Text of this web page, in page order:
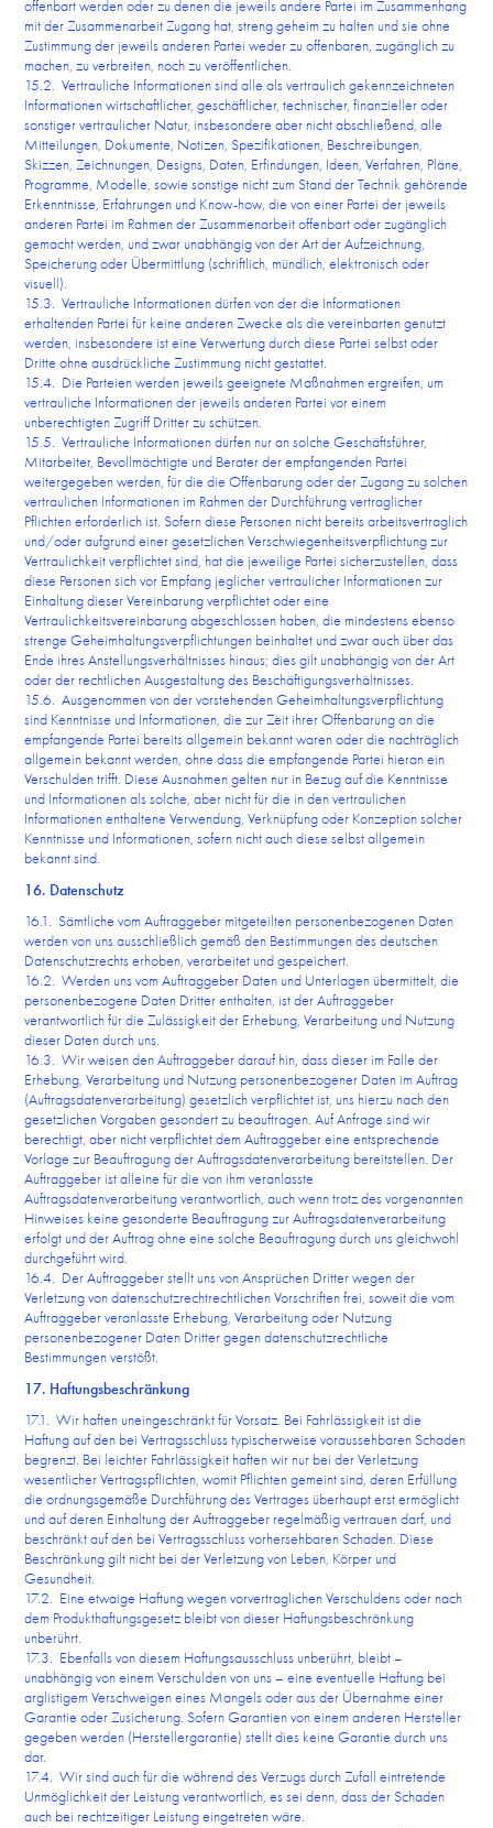
offenbart werden oder zu denen die jeweils andere Partei im Zusammenhang
mit der Zusammenarbeit Zugang hat, streng geheim zu halten und sie ohne
Zustimmung der jeweils anderen Partei weder zu offenbaren, zugänglich zu
machen, zu verbreiten, noch zu veröffentlichen.
15.2. Vertrauliche Informationen sind alle als vertraulich gekennzeichneten
Informationen wirtschaftlicher, geschäftlicher, technischer, finanzieller oder
sonstiger vertraulicher Natur, insbesondere aber nicht abschließend, alle
Mitteilungen, Dokumente, Notizen, Spezifikationen, Beschreibungen,
Skizzen, Zeichnungen, Designs, Daten, Erfindungen, Ideen, Verfahren, Pläne,
Programme, Modelle, sowie sonstige nicht zum Stand der Technik gehörende
Erkenntnisse, Erfahrungen und Know-how, die von einer Partei der jeweils
anderen Partei im Rahmen der Zusammenarbeit offenbart oder zugänglich
gemacht werden, und zwar unabhängig von der Art der Aufzeichnung,
Speicherung oder Übermittlung (schriftlich, mündlich, elektronisch oder
visuell).
15.3. Vertrauliche Informationen dürfen von der die Informationen
erhaltenden Partei für keine anderen Zwecke als die vereinbarten genutzt
werden, insbesondere ist eine Verwertung durch diese Partei selbst oder
Dritte ohne ausdrückliche Zustimmung nicht gestattet.
15.4. Die Parteien werden jeweils geeignete Maßnahmen ergreifen, um
vertrauliche Informationen der jeweils anderen Partei vor einem
unberechtigten Zugriff Dritter zu schützen.
15.5. Vertrauliche Informationen dürfen nur an solche Geschäftsführer,
Mitarbeiter, Bevollmächtigte und Berater der empfangenden Partei
weitergegeben werden, für die die Offenbarung oder der Zugang zu solchen
vertraulichen Informationen im Rahmen der Durchführung vertraglicher
Pflichten erforderlich ist. Sofern diese Personen nicht bereits arbeitsvertraglich
und/oder aufgrund einer gesetzlichen Verschwiegenheitsverpflichtung zur
Vertraulichkeit verpflichtet sind, hat die jeweilige Partei sicherzustellen, dass
diese Personen sich vor Empfang jeglicher vertraulicher Informationen zur
Einhaltung dieser Vereinbarung verpflichtet oder eine
Vertraulichkeitsvereinbarung abgeschlossen haben, die mindestens ebenso
strenge Geheimhaltungsverpflichtungen beinhaltet und zwar auch über das
Ende ihres Anstellungsverhältnisses hinaus; dies gilt unabhängig von der Art
oder der rechtlichen Ausgestaltung des Beschäftigungsverhältnisses.
15.6. Ausgenommen von der vorstehenden Geheimhaltungsverpflichtung
sind Kenntnisse und Informationen, die zur Zeit ihrer Offenbarung an die
empfangende Partei bereits allgemein bekannt waren oder die nachträglich
allgemein bekannt werden, ohne dass die empfangende Partei hieran ein
Verschulden trifft. Diese Ausnahmen gelten nur in Bezug auf die Kenntnisse
und Informationen als solche, aber nicht für die in den vertraulichen
Informationen enthaltene Verwendung, Verknüpfung oder Konzeption solcher
Kenntnisse und Informationen, sofern nicht auch diese selbst allgemein
bekannt sind.
16. Datenschutz
16.1. Sämtliche vom Auftraggeber mitgeteilten personenbezogenen Daten
werden von uns ausschließlich gemäß den Bestimmungen des deutschen
Datenschutzrechts erhoben, verarbeitet und gespeichert.
16.2. Werden uns vom Auftraggeber Daten und Unterlagen übermittelt, die
personenbezogene Daten Dritter enthalten, ist der Auftraggeber
verantwortlich für die Zulässigkeit der Erhebung, Verarbeitung und Nutzung
dieser Daten durch uns.
16.3. Wir weisen den Auftraggeber darauf hin, dass dieser im Falle der
Erhebung, Verarbeitung und Nutzung personenbezogener Daten im Auftrag
(Auftragsdatenverarbeitung) gesetzlich verpflichtet ist, uns hierzu nach den
gesetzlichen Vorgaben gesondert zu beauftragen. Auf Anfrage sind wir
berechtigt, aber nicht verpflichtet dem Auftraggeber eine entsprechende
Vorlage zur Beauftragung der Auftragsdatenverarbeitung bereitstellen. Der
Auftraggeber ist alleine für die von ihm veranlasste
Auftragsdatenverarbeitung verantwortlich, auch wenn trotz des vorgenannten
Hinweises keine gesonderte Beauftragung zur Auftragsdatenverarbeitung
erfolgt und der Auftrag ohne eine solche Beauftragung durch uns gleichwohl
durchgeführt wird.
16.4. Der Auftraggeber stellt uns von Ansprüchen Dritter wegen der
Verletzung von datenschutzrechtrechtlichen Vorschriften frei, soweit die vom
Auftraggeber veranlasste Erhebung, Verarbeitung oder Nutzung
personenbezogener Daten Dritter gegen datenschutzrechtliche
Bestimmungen verstößt.
17. Haftungsbeschränkung
17.1. Wir haften uneingeschränkt für Vorsatz. Bei Fahrlässigkeit ist die
Haftung auf den bei Vertragsschluss typischerweise voraussehbaren Schaden
begrenzt. Bei leichter Fahrlässigkeit haften wir nur bei der Verletzung
wesentlicher Vertragspflichten, womit Pflichten gemeint sind, deren Erfüllung
die ordnungsgemäße Durchführung des Vertrages überhaupt erst ermöglicht
und auf deren Einhaltung der Auftraggeber regelmäßig vertrauen darf, und
beschränkt auf den bei Vertragsschluss vorhersehbaren Schaden. Diese
Beschränkung gilt nicht bei der Verletzung von Leben, Körper und
Gesundheit.
17.2. Eine etwaige Haftung wegen vorvertraglichen Verschuldens oder nach
dem Produkthaftungsgesetz bleibt von dieser Haftungsbeschränkung
unberührt.
17.3. Ebenfalls von diesem Haftungsausschluss unberührt, bleibt –
unabhängig von einem Verschulden von uns – eine eventuelle Haftung bei
arglistigem Verschweigen eines Mangels oder aus der Übernahme einer
Garantie oder Zusicherung. Sofern Garantien von einem anderen Hersteller
gegeben werden (Herstellergarantie) stellt dies keine Garantie durch uns
dar.
17.4. Wir sind auch für die während des Verzugs durch Zufall eintretende
Unmöglichkeit der Leistung verantwortlich, es sei denn, dass der Schaden
auch bei rechtzeitiger Leistung eingetreten wäre.